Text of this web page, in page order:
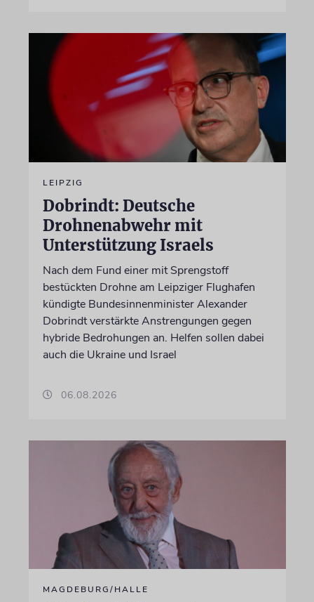
LEIPZIG
Dobrindt: Deutsche
Drohnenabwehr mit
Unterstützung Israels
Nach dem Fund einer mit Sprengstoff
bestückten Drohne am Leipziger Flughafen
kündigte Bundesinnenminister Alexander
Dobrindt verstärkte Anstrengungen gegen
hybride Bedrohungen an. Helfen sollen dabei
auch die Ukraine und Israel
06.08.2026
MAGDEBURG/HALLE